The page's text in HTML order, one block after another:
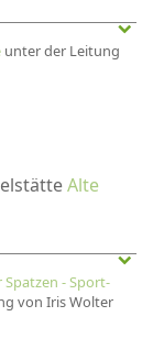
unter der Leitung
Alte
- Sport-
von Iris Wolter